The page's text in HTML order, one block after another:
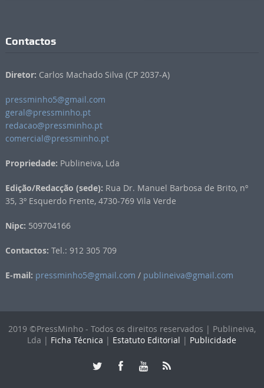
Contactos
Diretor: Carlos Machado Silva (CP 2037-A)
pressminho5@gmail.com
geral@pressminho.pt
redacao@pressminho.pt
comercial@pressminho.pt
Propriedade: Publineiva, Lda
Edição/Redacção (sede): Rua Dr. Manuel Barbosa de Brito, nº
35, 3º Esquerdo Frente, 4730-769 Vila Verde
Nipc: 509704166
Contactos: Tel.: 912 305 709
E-mail: pressminho5@gmail.com / publineiva@gmail.com
2019 ©PressMinho - Todos os direitos reservados | Publineiva,
Lda | Ficha Técnica | Estatuto Editorial | Publicidade